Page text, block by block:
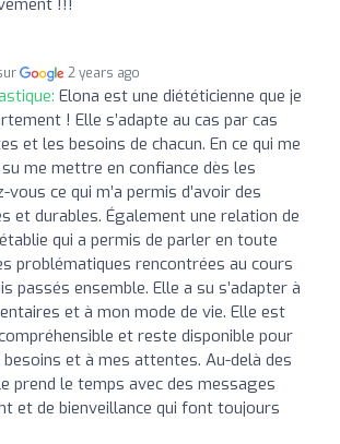
2 years ago
Elona est une diététicienne que je
! Elle s’adapte au cas par cas
et les besoins de chacun. En ce qui me
me mettre en confiance dès les
ce qui m’a permis d’avoir des
et durables. Également une relation de
qui a permis de parler en toute
problématiques rencontrées au cours
passés ensemble. Elle a su s’adapter à
et à mon mode de vie. Elle est
et reste disponible pour
et à mes attentes. Au-delà des
prend le temps avec des messages
et de bienveillance qui font toujours